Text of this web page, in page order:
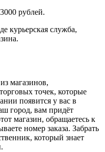
рублей.
курьерская служба,
магазинов,
точек, которые
появится у вас в
город, вам придёт
магазин, обращаетесь к
номер заказа. Забрать
который знает